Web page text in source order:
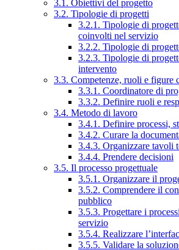
3.1. Obiettivi del progetto
3.2. Tipologie di progetti
3.2.1. Tipologie di
coinvolti nel servizio
3.2.2. Tipologie di
3.2.3. Tipologie di
intervento
3.3. Competenze, ruoli e figure
3.3.1. Coordinatore di
3.3.2. Definire ruoli e
3.4. Metodo di lavoro
3.4.1. Definire processi,
3.4.2. Curare la
3.4.3. Organizzare tavoli
3.4.4. Prendere decisioni
3.5. Il processo progettuale
3.5.1. Organizzare il
3.5.2. Comprendere il
pubblico
3.5.3. Progettare i
servizio
3.5.4. Realizzare
3.5.5. Validare la